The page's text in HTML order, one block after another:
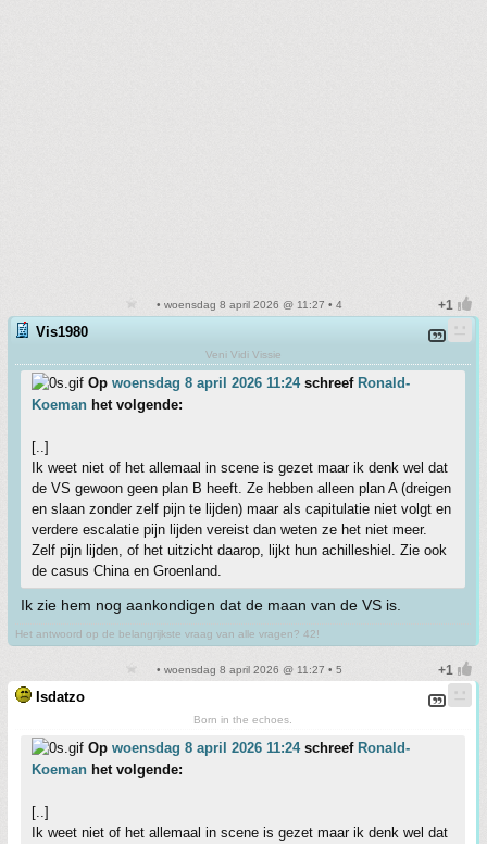
• woensdag 8 april 2026 @ 11:27 • 4
Vis1980
Veni Vidi Vissie
Op woensdag 8 april 2026 11:24schreef Ronald-
Koeman het volgende:
[..]
Ik weet niet of het allemaal in scene is gezet maar ik denk wel dat
de VS gewoon geen plan B heeft. Ze hebben alleen plan A (dreigen
en slaan zonder zelf pijn te lijden) maar als capitulatie niet volgt en
verdere escalatie pijn lijden vereist dan weten ze het niet meer.
Zelf pijn lijden, of het uitzicht daarop, lijkt hun achilleshiel. Zie ook
de casus China en Groenland.
Ik zie hem nog aankondigen dat de maan van de VS is.
Het antwoord op de belangrijkste vraag van alle vragen? 42!
• woensdag 8 april 2026 @ 11:27 • 5
Isdatzo
Born in the echoes.
Op woensdag 8 april 2026 11:24schreef Ronald-
Koeman het volgende:
[..]
Ik weet niet of het allemaal in scene is gezet maar ik denk wel dat